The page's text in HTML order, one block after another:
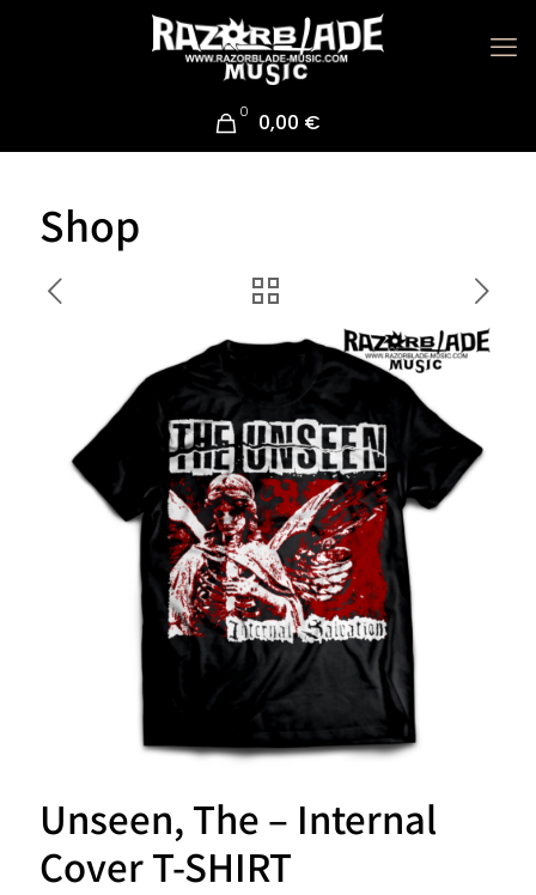
0 0,00 €
Shop
Unseen, The – Internal
Cover T-SHIRT